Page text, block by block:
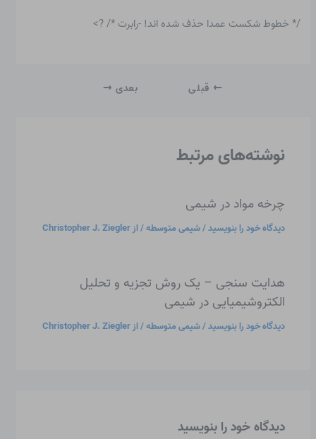
/* خطوط شکست عمدا حذف شده اند! -رابرت */ ?>
قبلی بعدی
نوشته‌های مرتبط
چرخه مواد در شیمی
دیدگاه‌ خود را بنویسید/شیمی متوسطه/ از Christopher J. Ziegler
هدایت سنجی – یک روش تجزیه و تحلیل
الکتروشیمیایی در شیمی
دیدگاه‌ خود را بنویسید/شیمی متوسطه/ از Christopher J. Ziegler
دیدگاه‌ خود را بنویسید